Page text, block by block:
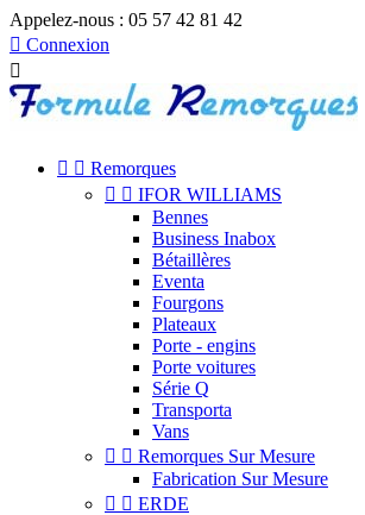
Appelez-nous : 05 57 42 81 42
 Connexion

  Remorques
  IFOR WILLIAMS
Bennes
Business Inabox
Bétaillères
Eventa
Fourgons
Plateaux
Porte - engins
Porte voitures
Série Q
Transporta
Vans
  Remorques Sur Mesure
Fabrication Sur Mesure
  ERDE